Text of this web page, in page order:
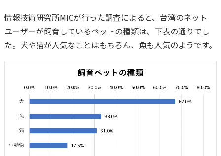
情報技術研究所MICが行った調査によると、台湾のネット
ユーザーが飼育しているペットの種類は、下表の通りでし
た。犬や猫が人気なことはもちろん、魚も人気のようです。